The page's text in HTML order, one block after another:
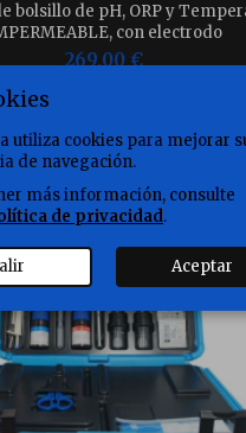
bolsillo de pH, ORP y
con electrodo
de
en uno o 2
269,00 €

utiliza cookies para mejorar
de navegación.
más información, consulte
de privacidad.
Aceptar